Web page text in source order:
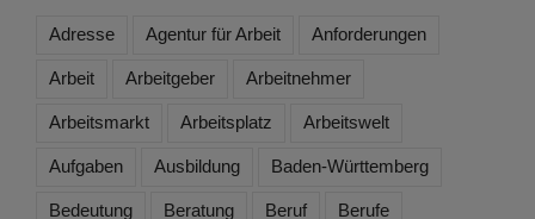
Adresse Agentur für Arbeit Anforderungen
Arbeit Arbeitgeber Arbeitnehmer
Arbeitsmarkt Arbeitsplatz Arbeitswelt
Aufgaben Ausbildung Baden-Württemberg
Bedeutung Beratung Beruf Berufe